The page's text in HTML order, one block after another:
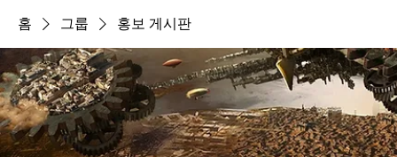
홈 그룹 홍보 게시판